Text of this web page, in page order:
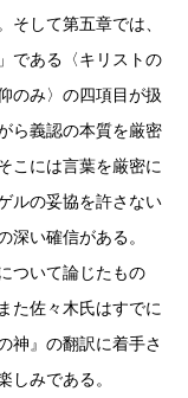
そして第五章では、
である〈キリストの
のみ〉の四項目が扱
ら義認の本質を厳密
こには言葉を厳密に
ルの妥協を許さない
深い確信がある。
ついて論じたもの
た佐々木氏はすでに
神』の翻訳に着手さ
しみである。